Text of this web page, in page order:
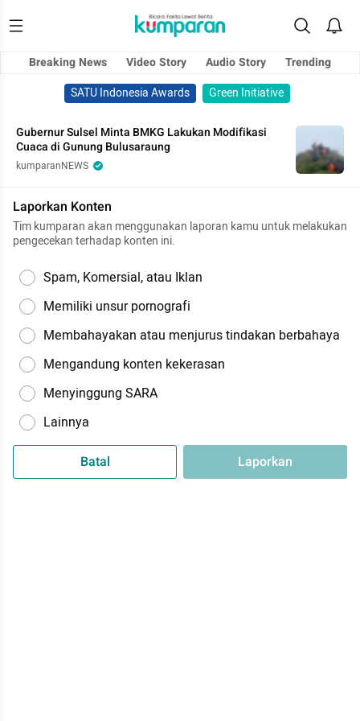
Breaking News Video Story Audio Story
Trending
SATU Indonesia Awards
Green Initiative
Gubernur Sulsel Minta BMKG Lakukan Modifikasi
Cuaca di Gunung Bulusaraung
kumparanNEWS
Laporkan Konten
Tim kumparan akan menggunakan laporan kamu untuk melakukan
pengecekan terhadap konten ini.
Spam, Komersial, atau Iklan
Memiliki unsur pornografi
Membahayakan atau menjurus tindakan berbahaya
Mengandung konten kekerasan
Menyinggung SARA
Lainnya
Batal Laporkan